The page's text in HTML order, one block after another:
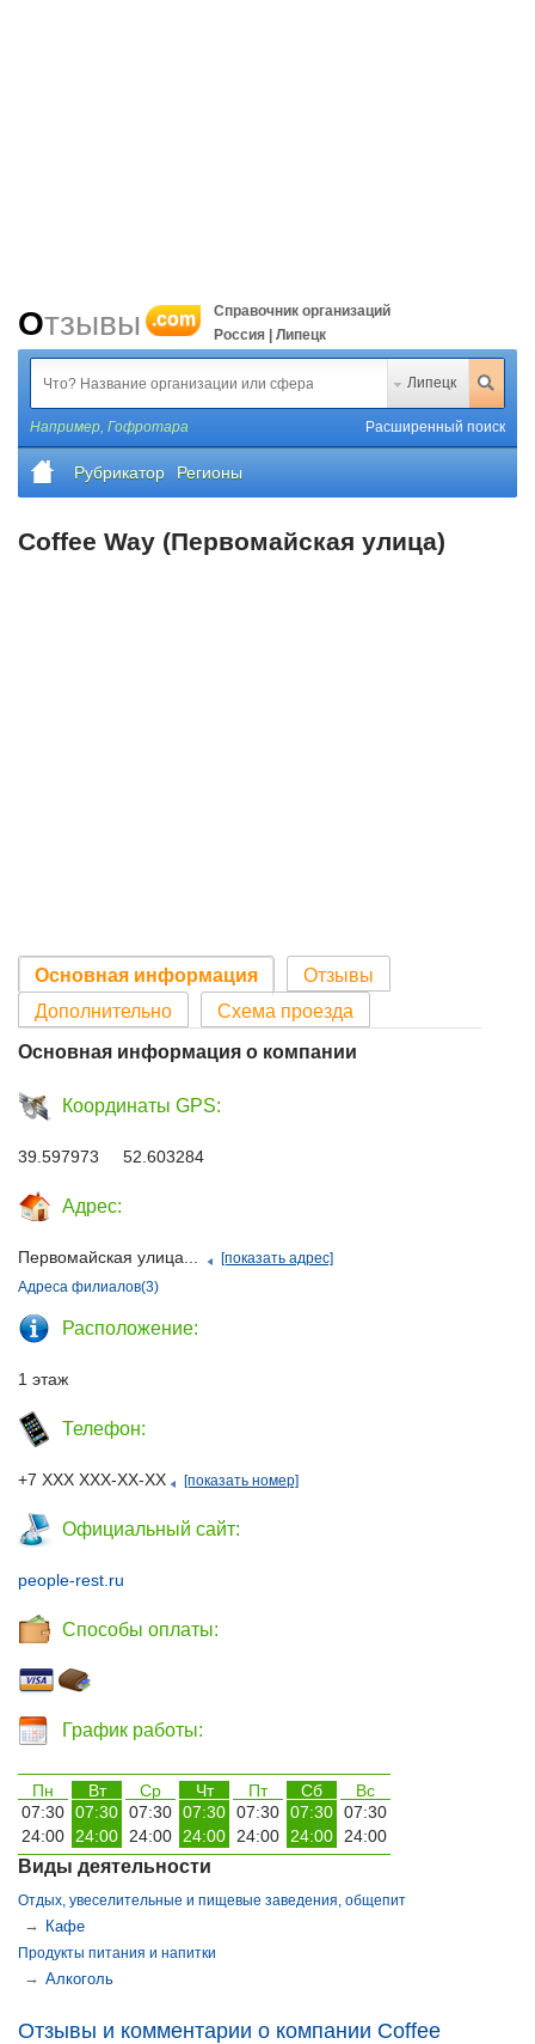
Отзывы .com
Справочник организаций
Россия | Липецк
Липецк
Например, Гофротара Расширенный поиск
Рубрикатор Регионы
Coffee Way (Первомайская улица)
Основная информация
Отзывы
Дополнительно
Схема проезда
Основная информация о компании
Координаты GPS:
39.597973 52.603284
Адрес:
Первомайская улица...
[показать адрес]
Адреса филиалов(3)
Расположение:
1 этаж
Телефон:
+7 ХХХ ХХХ-ХХ-ХХ [показать номер]
Официальный сайт:
people-rest.ru
Способы оплаты:
График работы:
Пн Вт Ср Чт Пт Сб
Вс
07:30 07:30 07:30 07:30 07:30 07:30 07:30
24:00
24:00 24:00 24:00 24:00 24:00 24:00
Виды деятельности
Отдых, увеселительные и пищевые заведения, общепит
→ Кафе
Продукты питания и напитки
→ Алкоголь
Отзывы и комментарии о компании Coffee